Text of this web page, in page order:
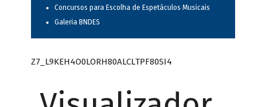
Concursos para Escolha de Espetáculos Musicais
Galeria BNDES
Z7_L9KEH4O0LORH80ALCLTPF80SI4